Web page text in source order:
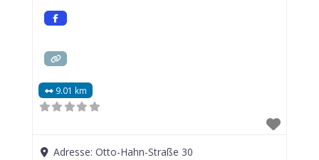
9.01 km
Adresse:Otto-Hahn-Straße 30